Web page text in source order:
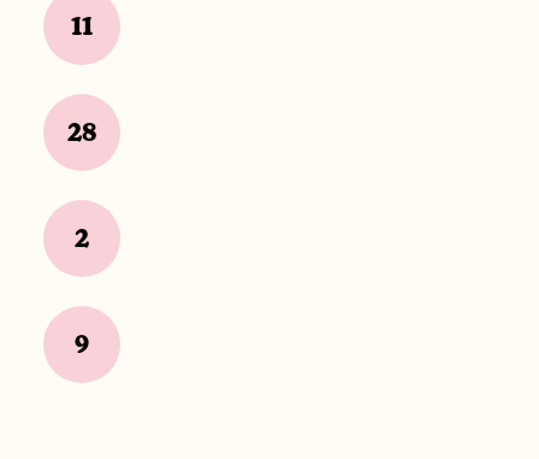
11
28
2
9